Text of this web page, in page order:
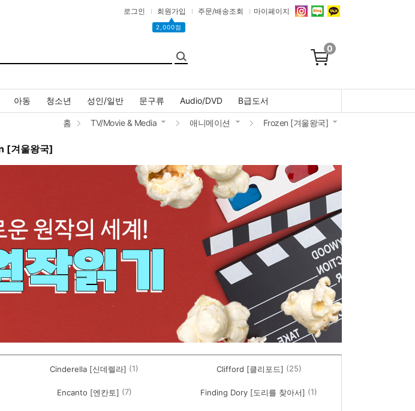
로그인 회원가입
▲
2,000점
주문/배송조회 마이페이지
0
아동 청소년 성인/일반 문구류 Audio/DVD B급도서
홈 TV/Movie & Media 애니메이션 Frozen [겨울왕국]
[겨울왕국]
Cinderella [신데렐라] (1) Clifford [클리포드] (25)
Encanto [엔칸토] (7) Finding Dory [도리를 찾아서] (1)